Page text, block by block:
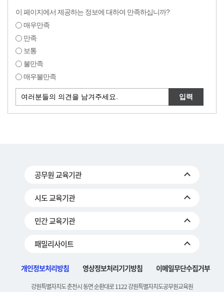
이 페이지에서 제공하는 정보에 대하여 만족하십니까?
매우만족
만족
보통
불만족
매우불만족
공무원 교육기관
시도 교육기관
민간 교육기관
패밀리사이트
개인정보처리방침 영상정보처리기기방침 이메일무단수집거부
강원특별자치도 춘천시 동면 순환대로 1122 강원특별자치도공무원교육원